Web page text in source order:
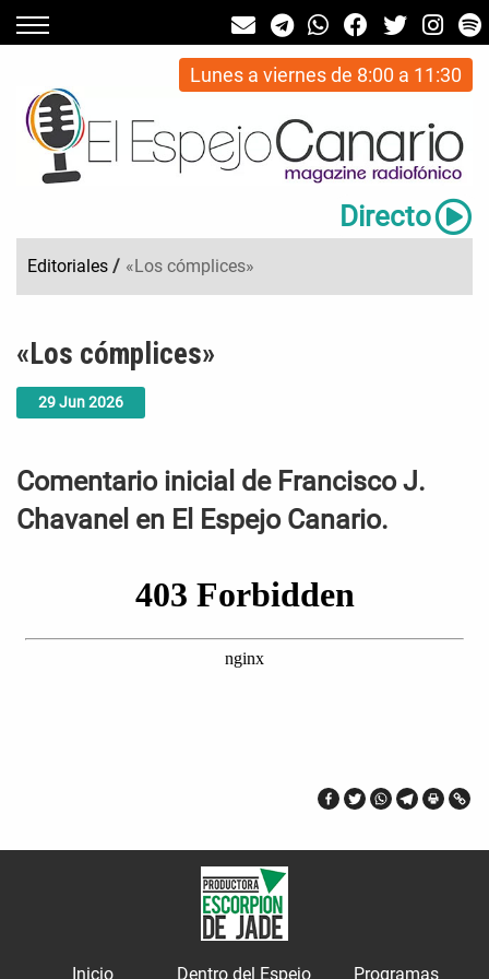
Lunes a viernes de 8:00 a 11:30
Directo
Editoriales / «Los cómplices»
29Jun2026
«Los cómplices»
Comentario inicial de Francisco J.
Chavanel en El Espejo Canario.
Inicio Dentro del Espejo Programas